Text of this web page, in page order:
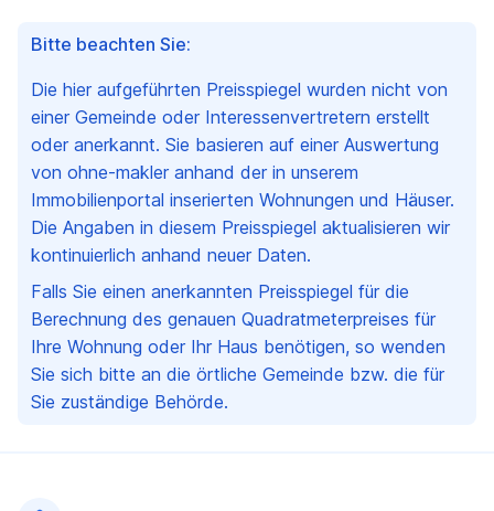
Bitte beachten Sie:
Die hier aufgeführten Preisspiegel wurden nicht von
einer Gemeinde oder Interessenvertretern erstellt
oder anerkannt. Sie basieren auf einer Auswertung
von ohne-makler anhand der in unserem
Immobilienportal inserierten Wohnungen und Häuser.
Die Angaben in diesem Preisspiegel aktualisieren wir
kontinuierlich anhand neuer Daten.
Falls Sie einen anerkannten Preisspiegel für die
Berechnung des genauen Quadratmeterpreises für
Ihre Wohnung oder Ihr Haus benötigen, so wenden
Sie sich bitte an die örtliche Gemeinde bzw. die für
Sie zuständige Behörde.